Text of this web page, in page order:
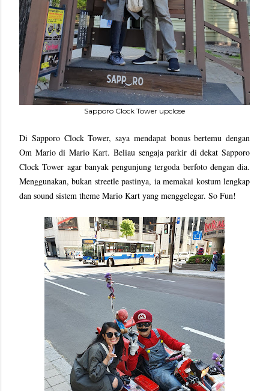
Sapporo Clock Tower upclose
Di Sapporo Clock Tower, saya mendapat bonus bertemu dengan
Om Mario di Mario Kart. Beliau sengaja parkir di dekat Sapporo
Clock Tower agar banyak pengunjung tergoda berfoto dengan dia.
Menggunakan, bukan streetle pastinya, ia memakai kostum lengkap
dan sound sistem theme Mario Kart yang menggelegar. So Fun!